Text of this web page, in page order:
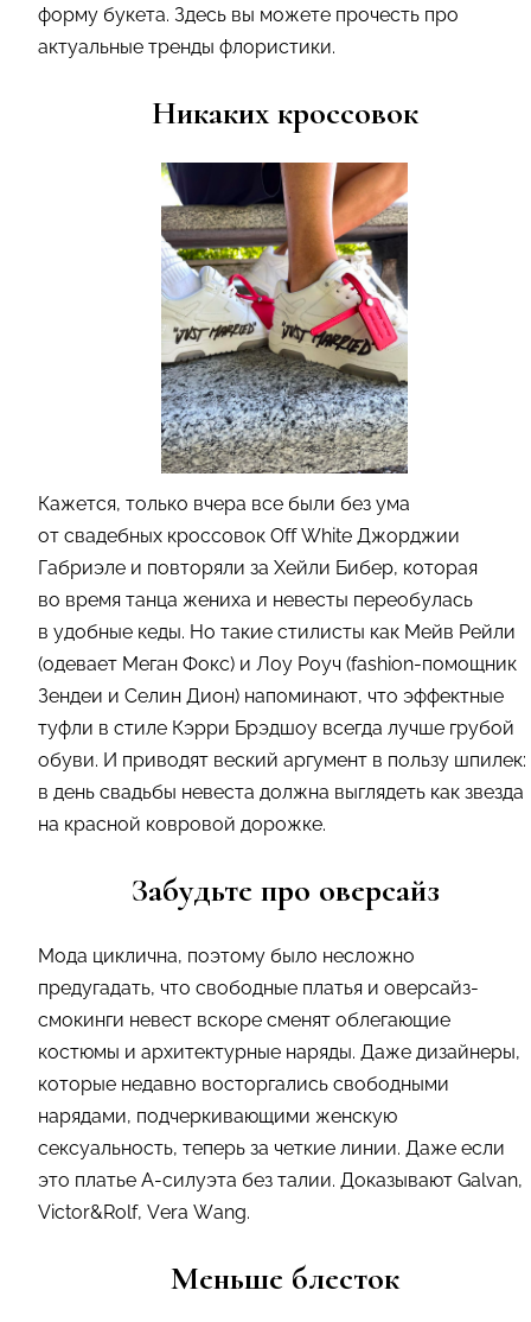
форму букета. Здесь вы можете прочесть про
актуальные тренды флористики.
Никаких кроссовок
Кажется, только вчера все были без ума
от свадебных кроссовок Off White Джорджии
Габриэле и повторяли за Хейли Бибер, которая
во время танца жениха и невесты переобулась
в удобные кеды. Но такие стилисты как Мейв Рейли
(одевает Меган Фокс) и Лоу Роуч (fashion-помощник
Зендеи и Селин Дион) напоминают, что эффектные
туфли в стиле Кэрри Брэдшоу всегда лучше грубой
обуви. И приводят веский аргумент в пользу шпилек:
в день свадьбы невеста должна выглядеть как звезда
на красной ковровой дорожке.
Забудьте про оверсайз
Мода циклична, поэтому было несложно
предугадать, что свободные платья и оверсайз-
смокинги невест вскоре сменят облегающие
костюмы и архитектурные наряды. Даже дизайнеры,
которые недавно восторгались свободными
нарядами, подчеркивающими женскую
сексуальность, теперь за четкие линии. Даже если
это платье А-силуэта без талии. Доказывают Galvan,
Victor&Rolf, Vera Wang.
Меньше блесток